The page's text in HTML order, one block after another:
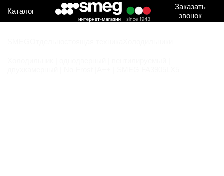
Каталог
Заказать
звонок